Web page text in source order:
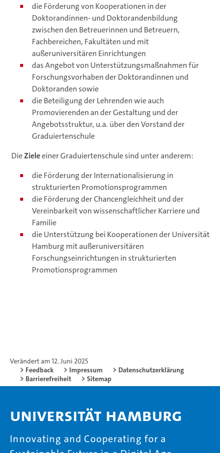
die Förderung von Kooperationen in der
Doktorandinnen- und Doktorandenbildung
zwischen den Betreuerinnen und Betreuern,
Fachbereichen, Fakultäten und mit
außeruniversitären Einrichtungen
das Angebot von Unterstützungsmaßnahmen für
Forschungsvorhaben der Doktorandinnen und
Doktoranden sowie
die Beteiligung der Lehrenden wie auch
Promovierenden an der Gestaltung und der
Angebotsstruktur, u.a. über den Vorstand der
Graduiertenschule
DieZieleeiner Graduiertenschule sind unter anderem:
die Förderung der Internationalisierung in
strukturierten Promotionsprogrammen
die Förderung der Chancengleichheit und der
Vereinbarkeit von wissenschaftlicher Karriere und
Familie
die Unterstützung bei Kooperationen der Universität
Hamburg mit außeruniversitären
Forschungseinrichtungen in strukturierten
Promotionsprogrammen
Verändert am 12. Juni 2025
Feedback
Impressum
Datenschutzerklärung
Barrierefreiheit
Sitemap
Universität Hamburg
Innovating and Cooperating for a